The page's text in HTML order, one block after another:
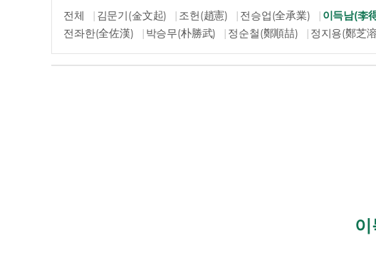
전체 김문기(金文起) 조헌(趙憲) 전승업(全承業) 이득남(李
전좌한(全佐漢)
박승무(朴勝武) 정순철(鄭順喆) 정지용(鄭芝